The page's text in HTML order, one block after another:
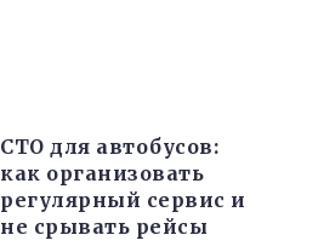
СТО для автобусов:
как организовать
регулярный сервис и
не срывать рейсы